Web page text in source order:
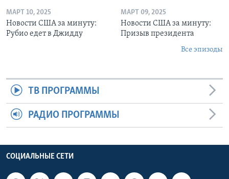
МАРТ 10, 2025
Новости США за минуту:
Рубио едет в Джидду
МАРТ 09, 2025
Новости США за минуту:
Призыв президента
Все эпизоды
ТВ ПРОГРАММЫ
РАДИО ПРОГРАММЫ
СОЦИАЛЬНЫЕ СЕТИ